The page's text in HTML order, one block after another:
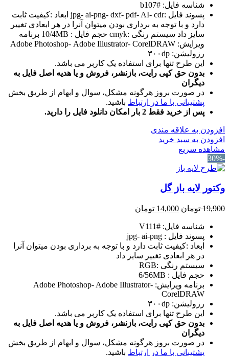
93,900 تومان
بود.
شناسه فایل: #b107
پسوند فایل :jpg- ai-png- dxf- pdf- AI- cdr ابعاد :کیفیت ثابت
دارد و با توجه به برداری بودن میتوان آنرا در هر ابعادی تغییر
سایز داد سیستم رنگی :cmyk حجم فایل : 10/4MB برنامه
ویرایش: Adobe Photoshop- Adobe Illustrator- CorelDRAW
رزولیشن: ۳۰۰dp
این طرح تنها برای استفاده یک کاربر می باشد.
بدون حق کپی رایت، بازنشر، فروش و یا هدیه اصل فایل به
دیگران
در صورت بروز هرگونه مشکل، سوال و ابهام از طریق بخش
پشتیبانی با ما در ارتباطباشید.
پس از خرید فقط 2 بار امکان دانلود فایل را دارید.
افزودن به علاقه مندی
افزودن به سبد خرید
مشاهده سریع
-30%
وکتور لایه باز گل
19,900 تومان قیمت
19,900 تومان
بود.
14,000 تومانقیمت
شناسه فایل: #V111
پسوند فایل : jpg- ai-png
ابعاد :کیفیت ثابت دارد و با توجه به برداری بودن میتوان آنرا
در هر ابعادی تغییر سایز داد
سیستم رنگی :RGB
حجم فایل : 6/56MB
برنامه ویرایش: Adobe Photoshop- Adobe Illustrator-
CorelDRAW
رزولیشن: ۳۰۰dp
این طرح تنها برای استفاده یک کاربر می باشد.
بدون حق کپی رایت، بازنشر، فروش و یا هدیه اصل فایل به
دیگران
در صورت بروز هرگونه مشکل، سوال و ابهام از طریق بخش
پشتیبانی با ما در ارتباطباشید.